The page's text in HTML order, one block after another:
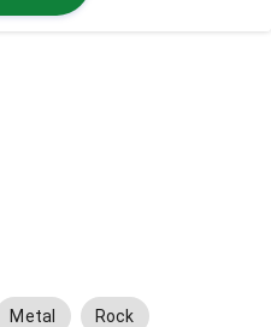
Metal Rock